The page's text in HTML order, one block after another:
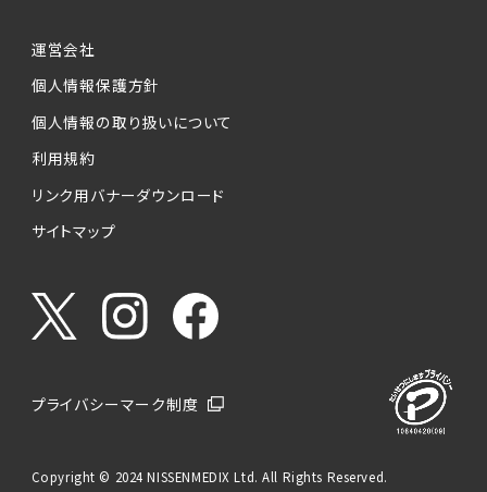
運営会社
個人情報保護方針
個人情報の取り扱いについて
利用規約
リンク用バナーダウンロード
サイトマップ
プライバシーマーク制度
Copyright © 2024 NISSENMEDIX Ltd. All Rights Reserved.